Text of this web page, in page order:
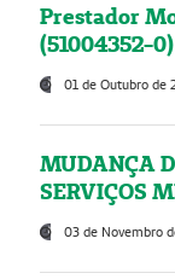
Prestador
(51004352-0)
01 de Outubro de
MUDANÇA
SERVIÇOS
03 de Novembro